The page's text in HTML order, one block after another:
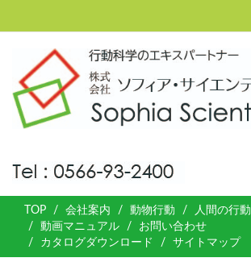
TOP 会社案内 動物行動
人間の行動
動画マニュアル
お問い合わせ
カタログダウンロード
サイトマップ